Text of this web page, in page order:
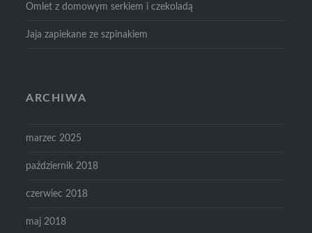
Omlet z domowym serkiem i czekoladą
Jaja zapiekane ze szpinakiem
ARCHIWA
marzec 2025
październik 2018
czerwiec 2018
maj 2018